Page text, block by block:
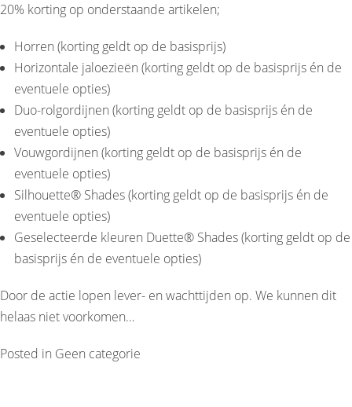
20% korting op onderstaande artikelen;
Horren (korting geldt op de basisprijs)
Horizontale jaloezieën (korting geldt op de basisprijs én de
eventuele opties)
Duo-rolgordijnen (korting geldt op de basisprijs én de
eventuele opties)
Vouwgordijnen (korting geldt op de basisprijs én de
eventuele opties)
Silhouette® Shades (korting geldt op de basisprijs én de
eventuele opties)
Geselecteerde kleuren Duette® Shades (korting geldt op de
basisprijs én de eventuele opties)
Door de actie lopen lever- en wachttijden op. We kunnen dit
helaas niet voorkomen…
Posted in Geen categorie